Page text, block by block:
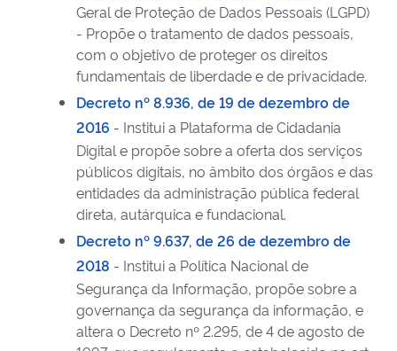
Geral de Proteção de Dados Pessoais (LGPD)
- Propõe o tratamento de dados pessoais,
com o objetivo de proteger os direitos
fundamentais de liberdade e de privacidade.
Decreto nº 8.936, de 19 de dezembro de
2016 - Institui a Plataforma de Cidadania
Digital e propõe sobre a oferta dos serviços
públicos digitais, no âmbito dos órgãos e das
entidades da administração pública federal
direta, autárquica e fundacional.
Decreto nº 9.637, de 26 de dezembro de
2018 - Institui a Política Nacional de
Segurança da Informação, propõe sobre a
governança da segurança da informação, e
altera o Decreto nº 2.295, de 4 de agosto de